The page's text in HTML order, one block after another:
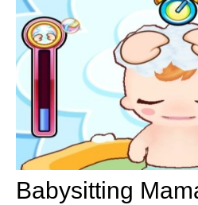
Babysitting